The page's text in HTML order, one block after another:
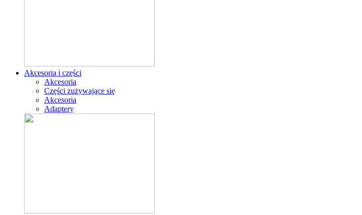
Akcesoria i części
Akcesoria
Części zużywające się
Akcesoria
Adaptery